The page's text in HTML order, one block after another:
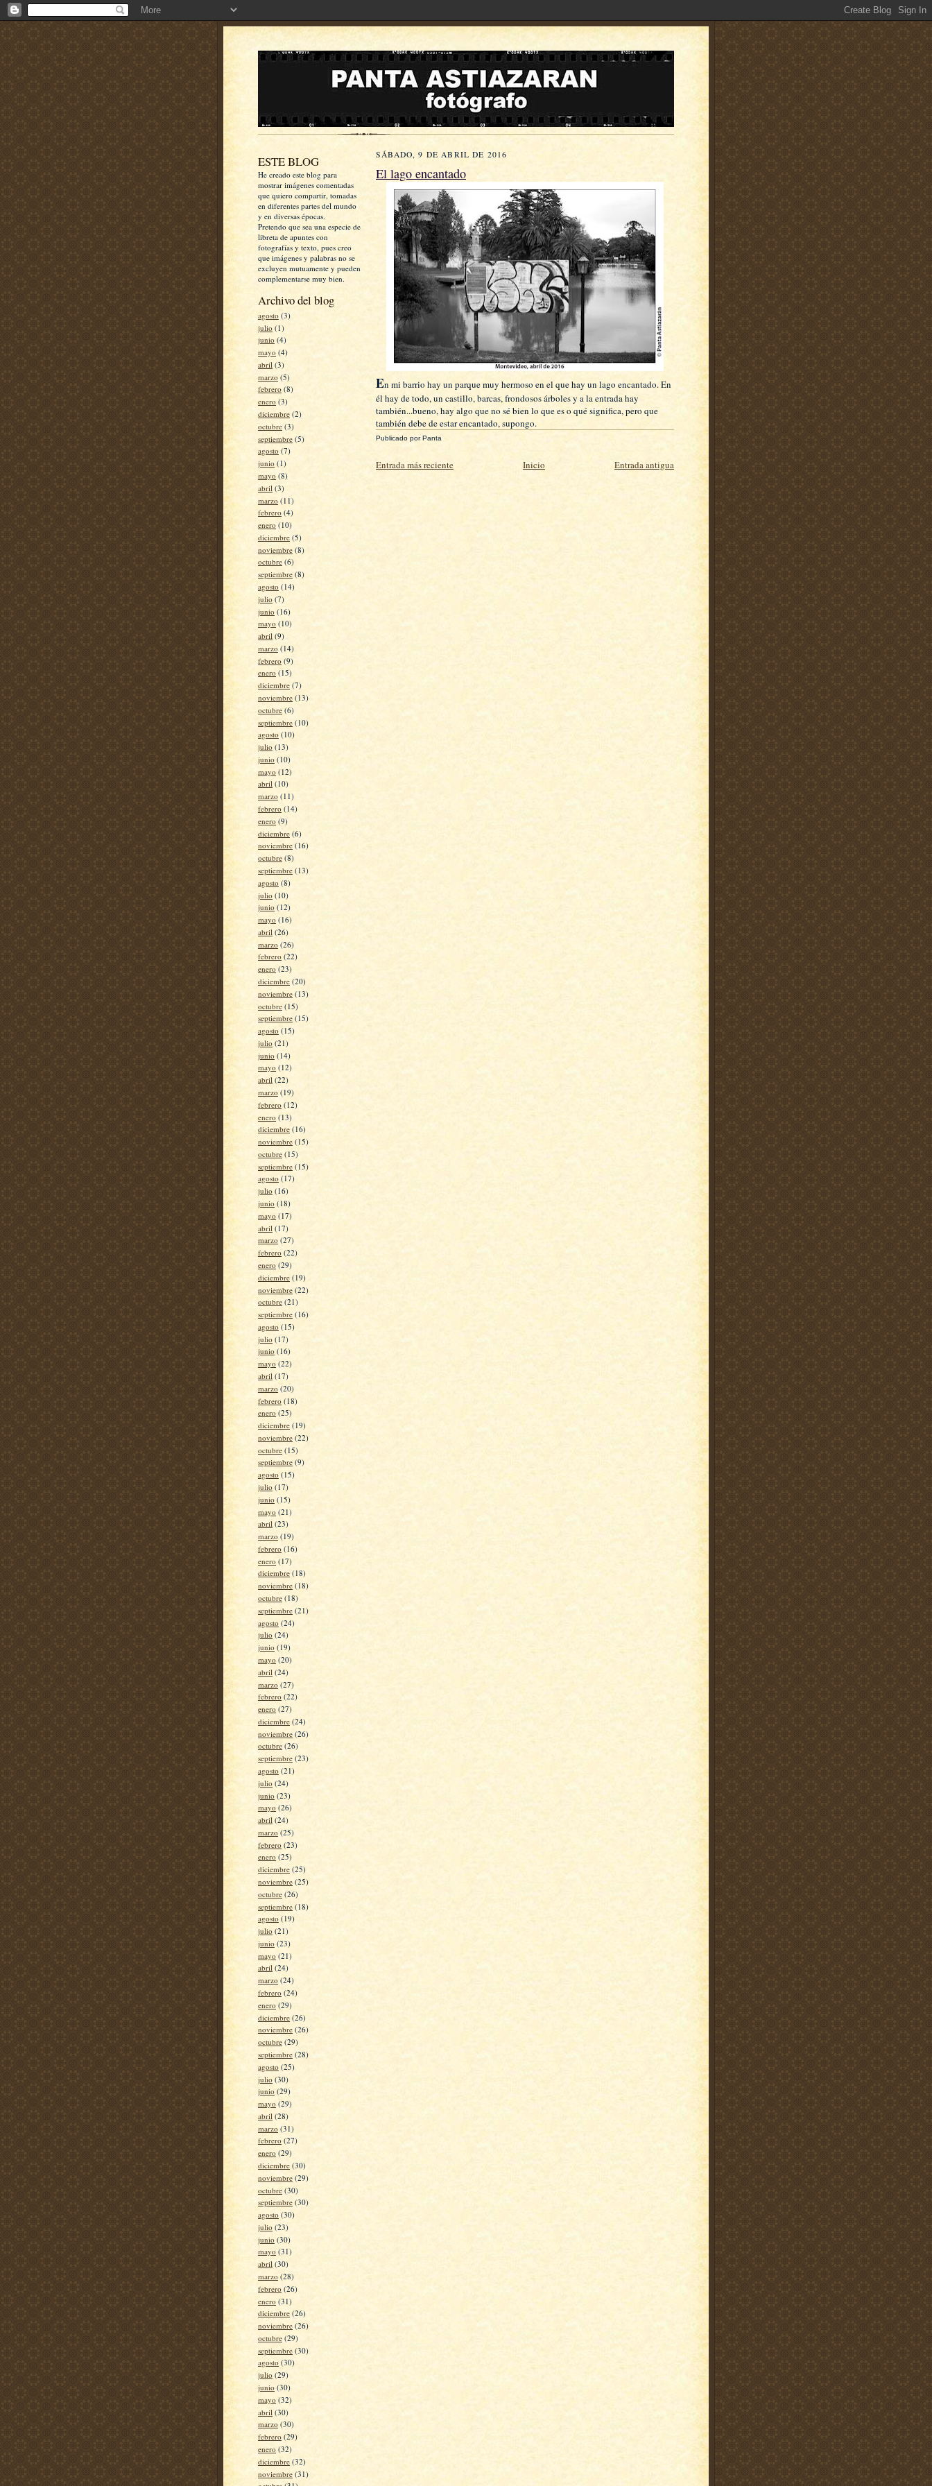
ESTE BLOG
He creado este blog para
mostrar imágenes comentadas
que quiero compartir, tomadas
en diferentes partes del mundo
y en diversas épocas.
Pretendo que sea una especie de
libreta de apuntes con
fotografías y texto, pues creo
que imágenes y palabras no se
excluyen mutuamente y pueden
complementarse muy bien.
Archivo del blog
agosto (3)
julio (1)
junio (4)
mayo (4)
abril (3)
marzo (5)
febrero (8)
enero (3)
diciembre (2)
octubre (3)
septiembre (5)
agosto (7)
junio (1)
mayo (8)
abril (3)
marzo (11)
febrero (4)
enero (10)
diciembre (5)
noviembre (8)
octubre (6)
septiembre (8)
agosto (14)
julio (7)
junio (16)
mayo (10)
abril (9)
marzo (14)
febrero (9)
enero (15)
diciembre (7)
noviembre (13)
octubre (6)
septiembre (10)
agosto (10)
julio (13)
junio (10)
mayo (12)
abril (10)
marzo (11)
febrero (14)
enero (9)
diciembre (6)
noviembre (16)
octubre (8)
septiembre (13)
agosto (8)
julio (10)
junio (12)
mayo (16)
abril (26)
marzo (26)
febrero (22)
enero (23)
diciembre (20)
noviembre (13)
octubre (15)
septiembre (15)
agosto (15)
julio (21)
junio (14)
mayo (12)
abril (22)
marzo (19)
febrero (12)
enero (13)
diciembre (16)
noviembre (15)
octubre (15)
septiembre (15)
agosto (17)
julio (16)
junio (18)
mayo (17)
abril (17)
marzo (27)
febrero (22)
enero (29)
diciembre (19)
noviembre (22)
octubre (21)
septiembre (16)
agosto (15)
julio (17)
junio (16)
mayo (22)
abril (17)
marzo (20)
febrero (18)
enero (25)
diciembre (19)
noviembre (22)
octubre (15)
septiembre (9)
agosto (15)
julio (17)
junio (15)
mayo (21)
abril (23)
marzo (19)
febrero (16)
enero (17)
diciembre (18)
noviembre (18)
octubre (18)
septiembre (21)
agosto (24)
julio (24)
junio (19)
mayo (20)
abril (24)
marzo (27)
febrero (22)
enero (27)
diciembre (24)
noviembre (26)
octubre (26)
septiembre (23)
agosto (21)
julio (24)
junio (23)
mayo (26)
abril (24)
marzo (25)
febrero (23)
enero (25)
diciembre (25)
noviembre (25)
octubre (26)
septiembre (18)
agosto (19)
julio (21)
junio (23)
mayo (21)
abril (24)
marzo (24)
febrero (24)
enero (29)
diciembre (26)
noviembre (26)
octubre (29)
septiembre (28)
agosto (25)
julio (30)
junio (29)
mayo (29)
abril (28)
marzo (31)
febrero (27)
enero (29)
diciembre (30)
noviembre (29)
octubre (30)
septiembre (30)
agosto (30)
julio (23)
junio (30)
mayo (31)
abril (30)
marzo (28)
febrero (26)
enero (31)
diciembre (26)
noviembre (26)
octubre (29)
septiembre (30)
agosto (30)
julio (29)
junio (30)
mayo (32)
abril (30)
marzo (30)
febrero (29)
enero (32)
diciembre (32)
noviembre (31)
SÁBADO, 9 DE ABRIL DE 2016
El lago encantado
En mi barrio hay un parque muy hermoso en el que hay un lago encantado. En
él hay de todo, un castillo, barcas, frondosos árboles y a la entrada hay
también...bueno, hay algo que no sé bien lo que es o qué significa, pero que
también debe de estar encantado, supongo.
Publicado porPanta
Entrada más reciente Entrada antigua
Inicio